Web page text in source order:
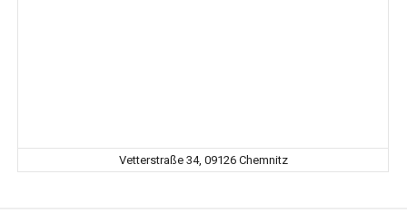
Vetterstraße 34, 09126 Chemnitz